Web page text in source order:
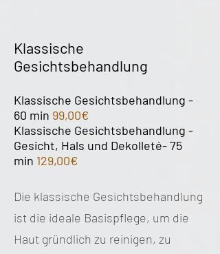
Klassische
Gesichtsbehandlung
Klassische Gesichtsbehandlung -
60 min 99,00€
Klassische Gesichtsbehandlung -
Gesicht, Hals und Dekolleté- 75
min 129,00€
Die klassische Gesichtsbehandlung
ist die ideale Basispflege, um die
Haut gründlich zu reinigen, zu